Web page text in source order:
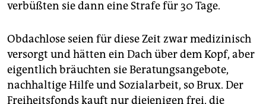
verbüßten sie dann eine Strafe für 30 Tage.
Obdachlose seien für diese Zeit zwar medizinisch
versorgt und hätten ein Dach über dem Kopf, aber
eigentlich bräuchten sie Beratungsangebote,
nachhaltige Hilfe und Sozialarbeit, so Brux. Der
Freiheitsfonds kauft nur diejenigen frei, die